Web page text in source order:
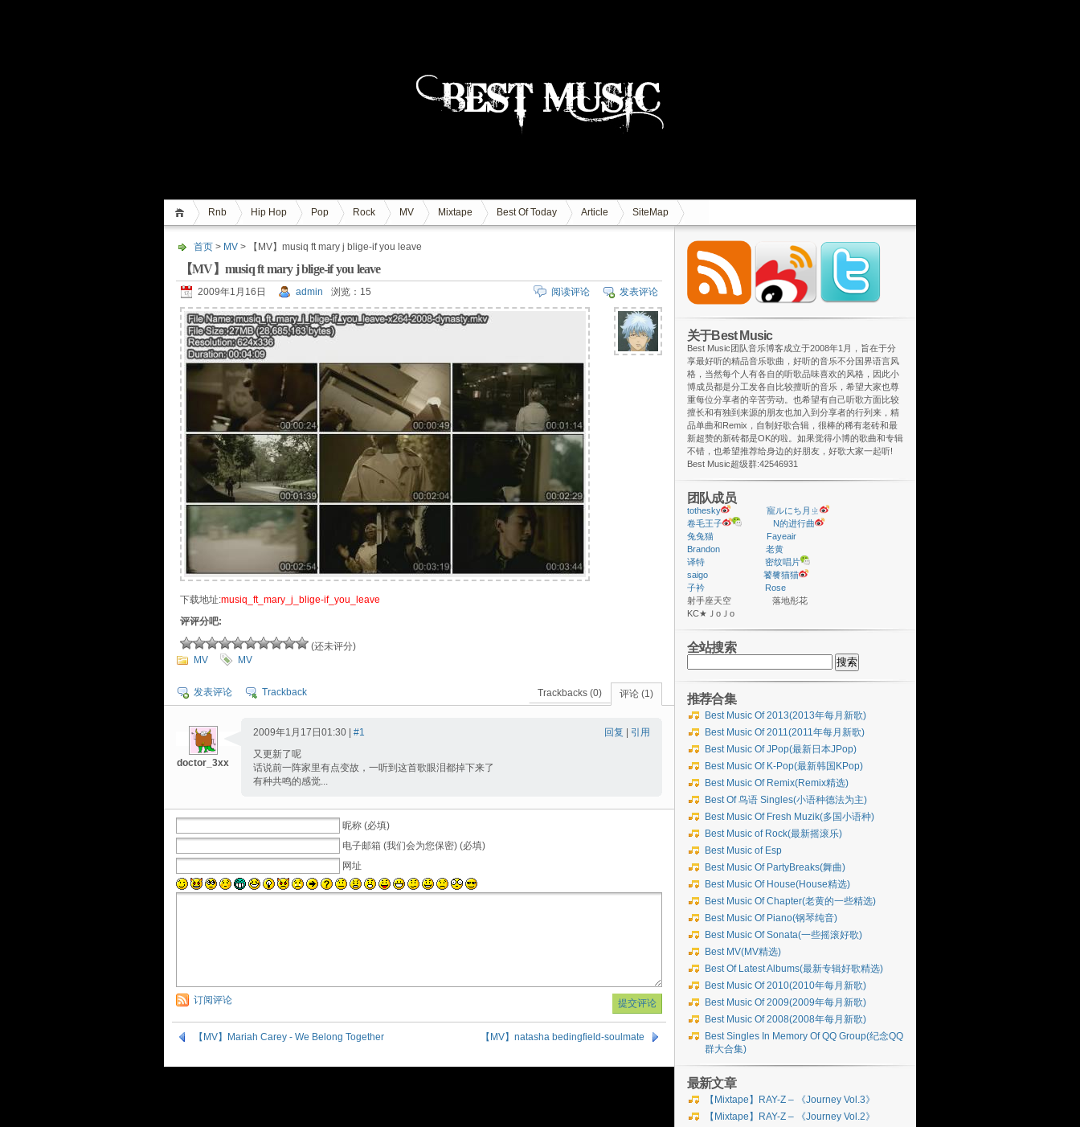
Rnb Hip Hop Pop Rock MV Mixtape Best Of Today Article SiteMap
首页 > MV > 【MV】musiq ft mary j blige-if you leave
【MV】musiq ft mary j blige-if you leave
2009年1月16日 admin 浏览：15 发表评论
阅读评论
下载地址:musiq_ft_mary_j_blige-if_you_leave
评评分吧:
(还未评分)
MV
MV
评论 (1)
Trackbacks (0)
发表评论 Trackback
doctor_3xx
2009年1月17日01:30 | #1 回复
引用
又更新了呢
话说前一阵家里有点变故，一听到这首歌眼泪都掉下来了
有种共鸣的感觉...
昵称 (必填)
电子邮箱 (我们会为您保密) (必填)
网址
订阅评论
【MV】Mariah Carey - We Belong Together 【MV】natasha bedingfield-soulmate
关于Best Music
Best Music团队音乐博客成立于2008年1月，旨在于分
享最好听的精品音乐歌曲，好听的音乐不分国界语言风
格，当然每个人有各自的听歌品味喜欢的风格，因此小
博成员都是分工发各自比较擅听的音乐，希望大家也尊
重每位分享者的辛苦劳动。也希望有自己听歌方面比较
擅长和有独到来源的朋友也加入到分享者的行列来，精
品单曲和Remix，自制好歌合辑，很棒的稀有老砖和最
新超赞的新砖都是OK的啦。如果觉得小博的歌曲和专辑
不错，也希望推荐给身边的好朋友，好歌大家一起听!
Best Music超级群:42546931
团队成员
tothesky
寵ルにち月ㄓ
卷毛王子
N的进行曲
兔兔猫
Fayeair
Brandon
老黄
译特
密纹唱片
saigo
饕餮猫猫
子衿
Rose
射手座天空 落地彤花
ΚС★ＪoＪo
全站搜索
索：
推荐合集
Best Music Of 2013(2013年每月新歌)
Best Music Of 2011(2011年每月新歌)
Best Music Of JPop(最新日本JPop)
Best Music Of K-Pop(最新韩国KPop)
Best Music Of Remix(Remix精选)
Best Of 鸟语 Singles(小语种德法为主)
Best Music Of Fresh Muzik(多国小语种)
Best Music of Rock(最新摇滚乐)
Best Music of Esp
Best Music Of PartyBreaks(舞曲)
Best Music Of House(House精选)
Best Music Of Chapter(老黄的一些精选)
Best Music Of Piano(钢琴纯音)
Best Music Of Sonata(一些摇滚好歌)
Best MV(MV精选)
Best Of Latest Albums(最新专辑好歌精选)
Best Music Of 2010(2010年每月新歌)
Best Music Of 2009(2009年每月新歌)
Best Music Of 2008(2008年每月新歌)
Best Singles In Memory Of QQ Group(纪念QQ
群大合集)
最新文章
【Mixtape】RAY-Z – 《Journey Vol.3》
【Mixtape】RAY-Z – 《Journey Vol.2》